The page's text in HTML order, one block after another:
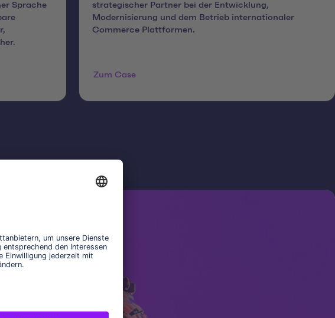
Sprache
strategischer Partner bei der Entwicklung,
Modernisierung und dem Betrieb internationaler
Commerce Plattformen.
Zum Case